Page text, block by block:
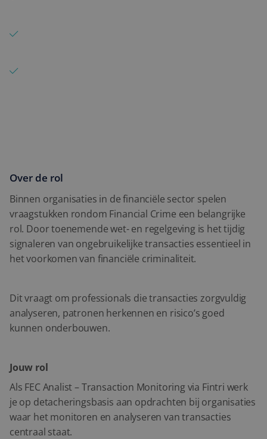
Expertise
Over de rol
Binnen organisaties in de financiële sector spelen
vraagstukken rondom Financial Crime een belangrijke
rol. Door toenemende wet- en regelgeving is het tijdig
signaleren van ongebruikelijke transacties essentieel in
het voorkomen van financiële criminaliteit.
Dit vraagt om professionals die transacties zorgvuldig
analyseren, patronen herkennen en risico’s goed
kunnen onderbouwen.
Jouw rol
Als FEC Analist – Transaction Monitoring via Fintri werk
je op detacheringsbasis aan opdrachten bij organisaties
waar het monitoren en analyseren van transacties
centraal staat.